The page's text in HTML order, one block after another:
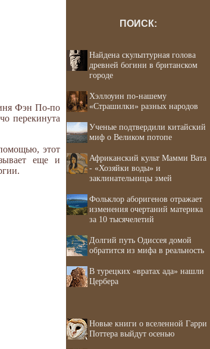
Фэн По-по
перекинута
этот
еще и
ПОИСК:
Найдена скульптурная голова
древней богини в британском
городе
Хэллоуин по-нашему
«Страшилки» разных народов
Ученые подтвердили китайский
миф о Великом потопе
Африканский культ Мамми Вата
- «Хозяйки воды» и
заклинательницы змей
Фольклор аборигенов отражает
изменения очертаний материка
за 10 тысячелетий
Долгий путь Одиссея домой
обратится из мифа в реальность
В турецких «вратах ада» нашли
Цербера
Новые книги о вселенной Гарри
Поттера выйдут осенью